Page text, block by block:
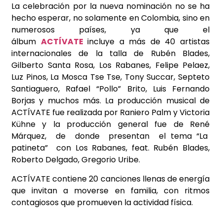
La celebración por la nueva nominación no se ha
hecho esperar, no solamente en Colombia, sino en
numerosos países, ya que el
álbum ACTÍVATE incluye a más de 40 artistas
internacionales de la talla de Rubén Blades,
Gilberto Santa Rosa, Los Rabanes, Felipe Pelaez,
Luz Pinos, La Mosca Tse Tse, Tony Succar, Septeto
Santiaguero, Rafael “Pollo” Brito, Luis Fernando
Borjas y muchos más. La producción musical de
ACTÍVATE fue realizada por Raniero Palm y Victoria
Kühne y la producción general fue de René
Márquez, de donde presentan el tema “La
patineta” con Los Rabanes, feat. Rubén Blades,
Roberto Delgado, Gregorio Uribe.
ACTÍVATE contiene 20 canciones llenas de energía
que invitan a moverse en familia, con ritmos
contagiosos que promueven la actividad física.